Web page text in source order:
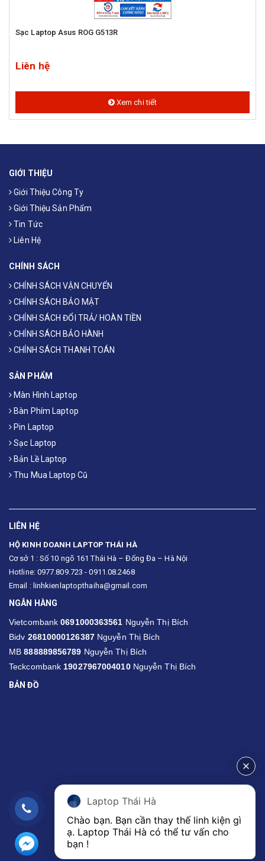
Sạc Laptop Asus ROG G513R
Liên hệ
Xem chi tiết
GIỚI THIỆU
Giới Thiệu Công Ty
Giới Thiệu Sản Phẩm
Tin Tức
Liên Hệ
CHÍNH SÁCH
CHÍNH SÁCH VẬN CHUYỂN
CHÍNH SÁCH BẢO MẬT
CHÍNH SÁCH ĐỔI TRẢ/ HOÀN TIỀN
CHÍNH SÁCH BẢO HÀNH
CHÍNH SÁCH THANH TOÁN
SẢN PHẨM
Màn Hình Laptop
Bàn Phím Laptop
Pin Laptop
Sạc Laptop
Bản Lề Laptop
Thu Mua Laptop Cũ
LIÊN HỆ
HỘ KINH DOANH LAPTOP THÁI HÀ
Cơ sở 1 : Số 10 ngõ 161 Thái Hà – Đống Đa – Hà Nội
Hotline: 0977.809.723 - 0911.08.2468
Email : linhkienlaptopthaiha@gmail.com
NGÂN HÀNG
Vietcombank0691000363561 Nguyễn Thị Bích
Bidv 26810000126387Nguyễn Thị Bích
MB888889856789 Nguyễn Thị Bích
Teckcombank 19027967004010Nguyễn Thị Bích
BẢN ĐỒ
Laptop Thái Hà
Chào bạn. Bạn cần thay thế linh kiện gì
ạ. Laptop Thái Hà có thể tư vấn cho
bạn !